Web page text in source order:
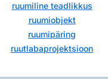
ruumiline teadlikkus
ruumiobjekt
ruumipäring
ruutlabaprojektsioon